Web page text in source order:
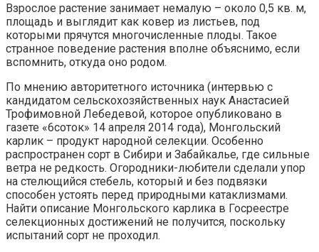
Взрослое растение занимает немалую – около 0,5 кв. м,
площадь и выглядит как ковер из листьев, под
которыми прячутся многочисленные плоды. Такое
странное поведение растения вполне объяснимо, если
вспомнить, откуда оно родом.
По мнению авторитетного источника (интервью с
кандидатом сельскохозяйственных наук Анастасией
Трофимовной Лебедевой, которое опубликовано в
газете «6соток» 14 апреля 2014 года), Монгольский
карлик – продукт народной селекции. Особенно
распространен сорт в Сибири и Забайкалье, где сильные
ветра не редкость. Огородники-любители сделали упор
на стелющийся стебель, который и без подвязки
способен устоять перед природными катаклизмами.
Найти описание Монгольского карлика в Госреестре
селекционных достижений не получится, поскольку
испытаний сорт не проходил.